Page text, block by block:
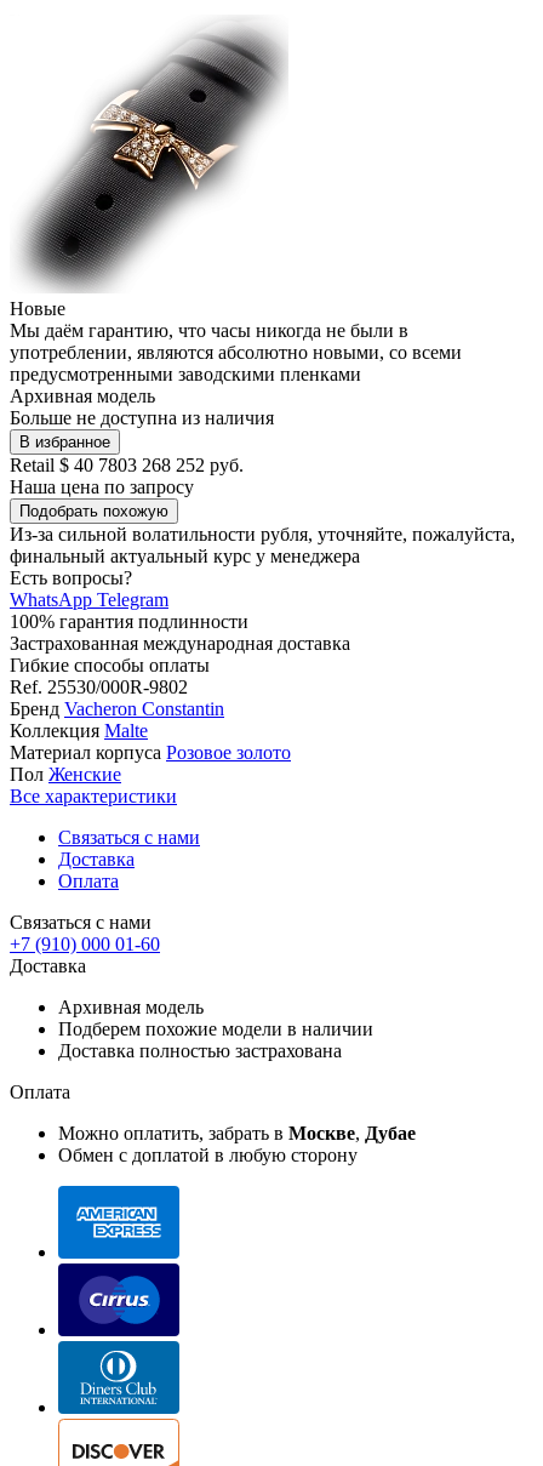
Новые
Мы даём гарантию, что часы никогда не были в
употреблении, являются абсолютно новыми, со всеми
предусмотренными заводскими пленками
Архивная модель
Больше не доступна из наличия
В избранное
Retail $ 40 7803 268 252 руб.
Наша цена по запросу
Подобрать похожую
Из-за сильной волатильности рубля, уточняйте, пожалуйста,
финальный актуальный курс у менеджера
Есть вопросы?
WhatsApp Telegram
100% гарантия подлинности
Застрахованная международная доставка
Гибкие способы оплаты
Ref. 25530/000R-9802
Бренд Vacheron Constantin
Коллекция Malte
Материал корпуса Розовое золото
Пол Женские
Все характеристики
Связаться с нами
Доставка
Оплата
Связаться с нами
+7 (910) 000 01-60
Доставка
Архивная модель
Подберем похожие модели в наличии
Доставка полностью застрахована
Оплата
Можно оплатить, забрать в Москве, Дубае
Обмен с доплатой в любую сторону